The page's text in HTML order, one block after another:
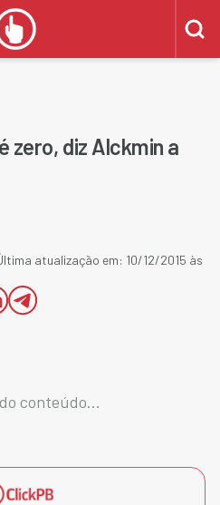
zero, diz Alckmin a
atualização em: 10/12/2015 às
conteúdo...